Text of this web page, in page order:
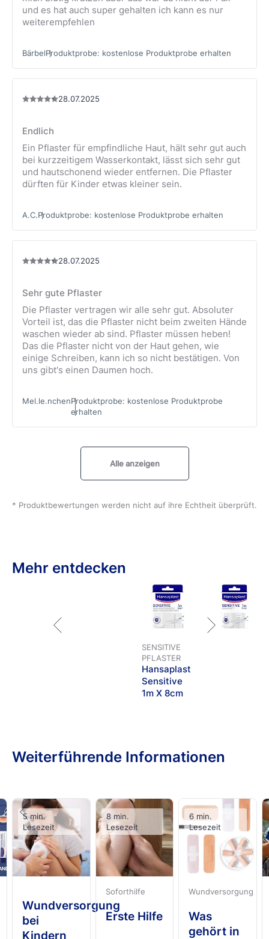
und es hat auch super gehalten ich kann es nur
weiterempfehlen
BärbelProduktprobe: kostenlose Produktprobe erhalten
28.07.2025
Endlich
Ein Pflaster für empfindliche Haut, hält sehr gut auch
bei kurzzeitigem Wasserkontakt, lässt sich sehr gut
und hautschonend wieder entfernen. Die Pflaster
dürften für Kinder etwas kleiner sein.
A.C.Produktprobe: kostenlose Produktprobe erhalten
28.07.2025
Sehr gute Pflaster
Die Pflaster vertragen wir alle sehr gut. Absoluter
Vorteil ist, das die Pflaster nicht beim zweiten Hände
waschen wieder ab sind. Pflaster müssen heben!
Das die Pflaster nicht von der Haut gehen, wie
einige Schreiben, kann ich so nicht bestätigen. Von
uns gibt's einen Daumen hoch.
Mel.le.nchenProduktprobe: kostenlose Produktprobe
erhalten
Alle anzeigen
* Produktbewertungen werden nicht auf ihre Echtheit überprüft.
Mehr entdecken
SENSITIVE
PFLASTER
Hansaplast
Sensitive
1m X 8cm
Weiterführende Informationen
Wundversorgung
bei
Kindern
5 min.
Lesezeit
Soforthilfe
Erste Hilfe
8 min.
Lesezeit
Wundversorgung
Was
gehört in
6 min.
Lesezeit